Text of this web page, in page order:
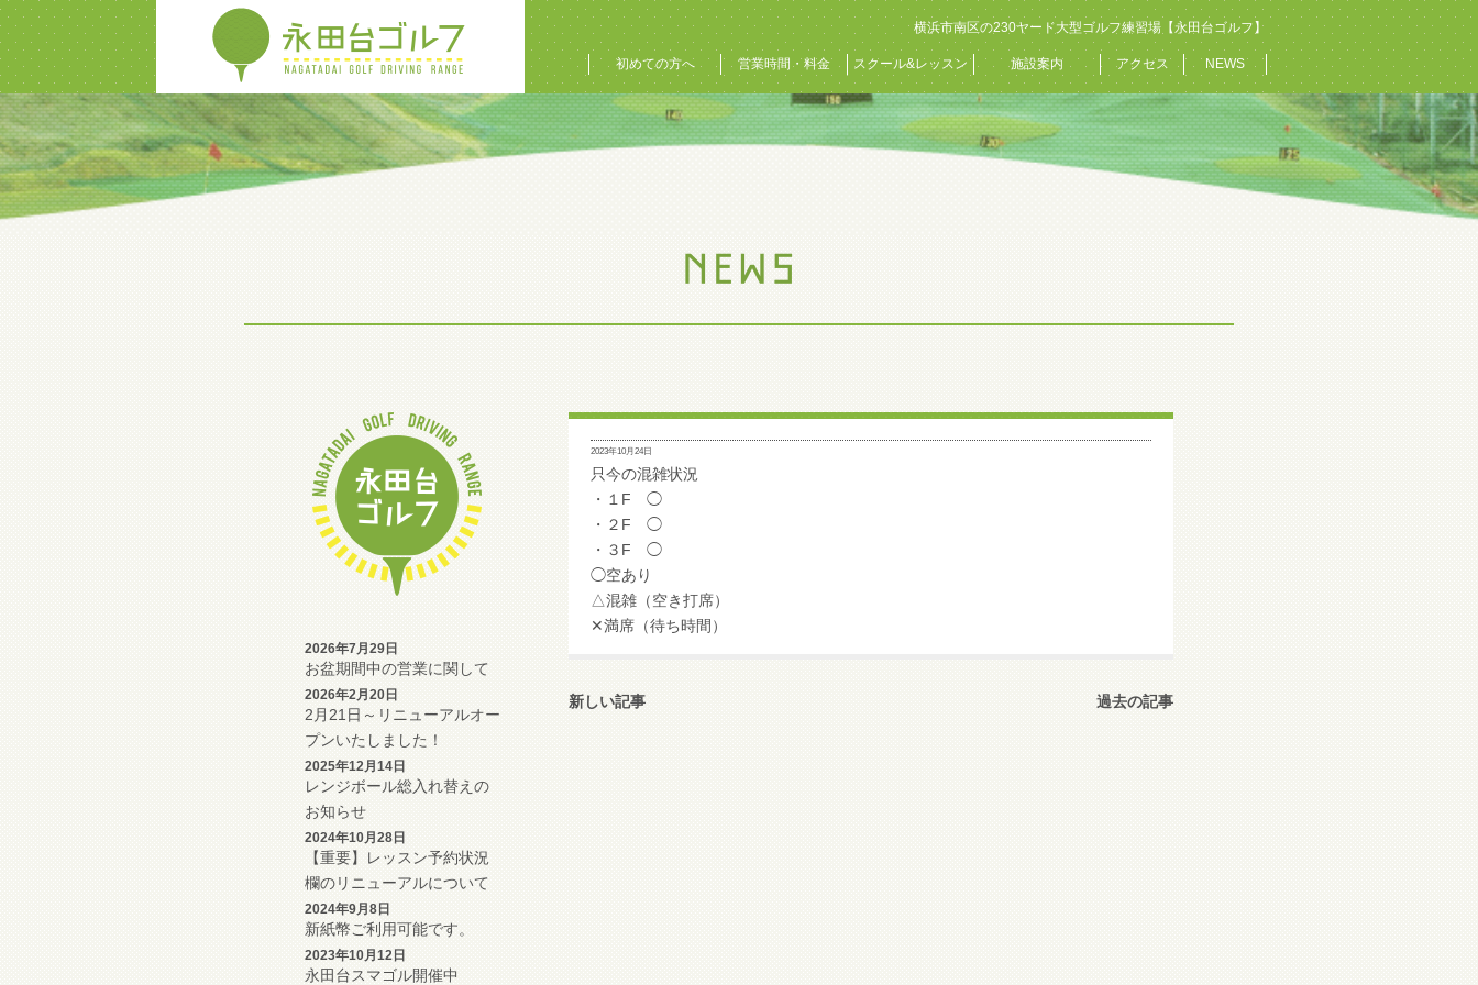
横浜市南区の230ヤード大型ゴルフ練習場【永田台ゴルフ】
初めての方へ 営業時間・料金 スクール&レッスン 施設案内 アクセス NEWS
2026年7月29日
お盆期間中の営業に関して
2026年2月20日
2月21日～リニューアルオー
プンいたしました！
2025年12月14日
レンジボール総入れ替えの
お知らせ
2024年10月28日
【重要】レッスン予約状況
欄のリニューアルについて
2024年9月8日
新紙幣ご利用可能です。
2023年10月12日
永田台スマゴル開催中
2023年10月24日
只今の混雑状況
・１F ◯
・２F ◯
・３F ◯
◯空あり
△混雑（空き打席）
✕満席（待ち時間）
新しい記事 過去の記事